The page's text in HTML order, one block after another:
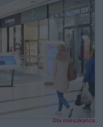
Dla mieszkańca